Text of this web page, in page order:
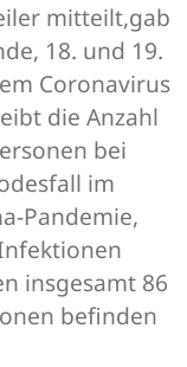
mitteilt,gab
18. und 19.
Coronavirus
die Anzahl
bei
im
Pandemie,
insgesamt 86
befinden